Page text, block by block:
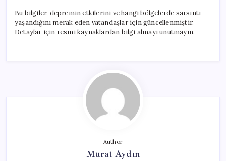
Bu bilgiler, depremin etkilerini ve hangi bölgelerde sarsıntı
yaşandığını merak eden vatandaşlar için güncellenmiştir.
Detaylar için resmi kaynaklardan bilgi almayı unutmayın.
Author
Murat Aydın